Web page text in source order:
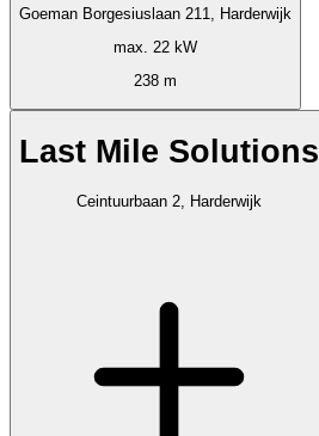
Goeman Borgesiuslaan 211, Harderwijk
max. 22 kW
238 m
Last Mile Solutions
Ceintuurbaan 2, Harderwijk